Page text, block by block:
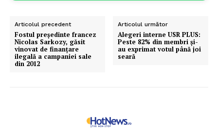
Articolul precedent
Fostul președinte francez
Nicolas Sarkozy, găsit
vinovat de finanțare
ilegală a campaniei sale
din 2012
Articolul următor
Alegeri interne USR PLUS:
Peste 82% din membri și-
au exprimat votul până joi
seară